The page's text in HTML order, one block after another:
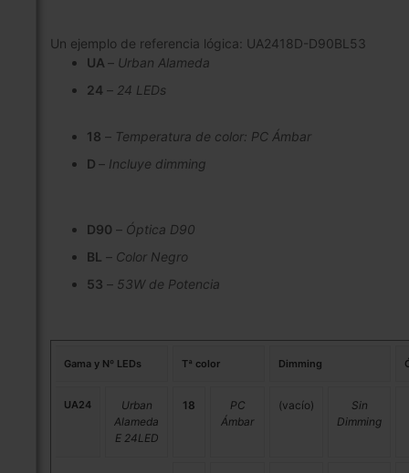
Un ejemplo de referencia lógica: UA2418D-D90BL53
UA – Urban Alameda
24 – 24 LEDs
18 – Temperatura de color: PC Ámbar
D – Incluye dimming
D90 – Óptica D90
BL – Color Negro
53 – 53W de Potencia
Gama y Nº LEDs Tª color Dimming
UA24
Urban
Alameda
E 24LED
18
PC
Ámbar
(vacío)
Sin
Dimming